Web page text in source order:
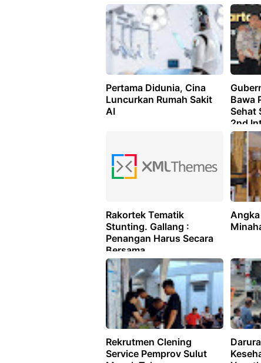
Pertama Didunia, Cina
Luncurkan Rumah Sakit
AI
Bawa
Sehat
2nd
Rakortek Tematik
Stunting. Gallang :
Penangan Harus Secara
Bersama
Rekrutmen Clening
Service Pemprov Sulut